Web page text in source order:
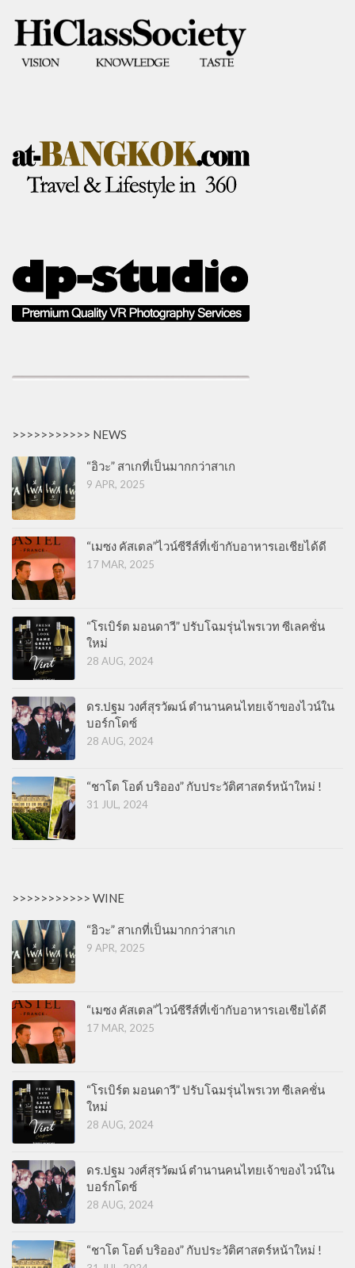
>>>>>>>>>>> NEWS
“อิวะ” สาเกที่เป็นมากกว่าสาเก
9 APR, 2025
“เมซง คัสเตล”ไวน์ซีรีส์ที่เข้ากับอาหารเอเชียได้ดี
17 MAR, 2025
“โรเบิร์ต มอนดาวี” ปรับโฉมรุ่นไพรเวท ซีเลคชั่น
ใหม่
28 AUG, 2024
ดร.ปฐม วงศ์สุรวัฒน์ ตำนานคนไทยเจ้าของไวน์ใน
บอร์กโดซ์
28 AUG, 2024
“ชาโต โอต์ บริออง” กับประวัติศาสตร์หน้าใหม่ !
31 JUL, 2024
>>>>>>>>>>> WINE
“อิวะ” สาเกที่เป็นมากกว่าสาเก
9 APR, 2025
“เมซง คัสเตล”ไวน์ซีรีส์ที่เข้ากับอาหารเอเชียได้ดี
17 MAR, 2025
“โรเบิร์ต มอนดาวี” ปรับโฉมรุ่นไพรเวท ซีเลคชั่น
ใหม่
28 AUG, 2024
ดร.ปฐม วงศ์สุรวัฒน์ ตำนานคนไทยเจ้าของไวน์ใน
บอร์กโดซ์
28 AUG, 2024
“ชาโต โอต์ บริออง” กับประวัติศาสตร์หน้าใหม่ !